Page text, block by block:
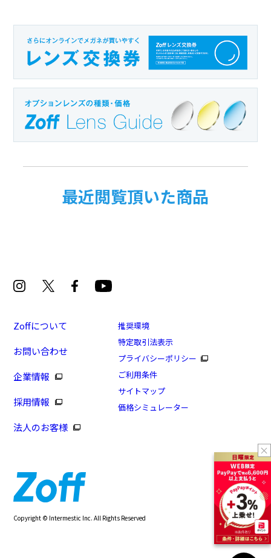
普通
やや広い
とても広い
シリーズ
Zoff KIDS (ゾフ･キッズ)
最近閲覧頂いた商品
Zoffについて
お問い合わせ
企業情報
採用情報
法人のお客様
推奨環境
特定取引法表示
プライバシーポリシー
ご利用条件
サイトマップ
価格シミュレーター
Copyright © Intermestic Inc. All Rights Reserved